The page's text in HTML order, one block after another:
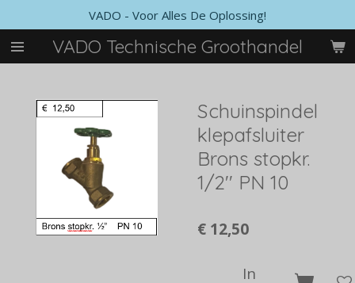
direct
naar
de
VADO Technische Groothandel
VADO - Voor Alles De Oplossing!
Schuinspindel
klepafsluiter
Brons stopkr.
1/2'' PN 10
€ 12,50
In